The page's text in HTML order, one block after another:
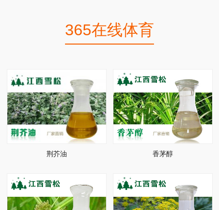
365在线体育
荆芥油 香茅醇